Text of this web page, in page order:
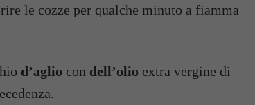
le cozze per qualche minuto a fiamma
d’aglio con dell’olio extra vergine di